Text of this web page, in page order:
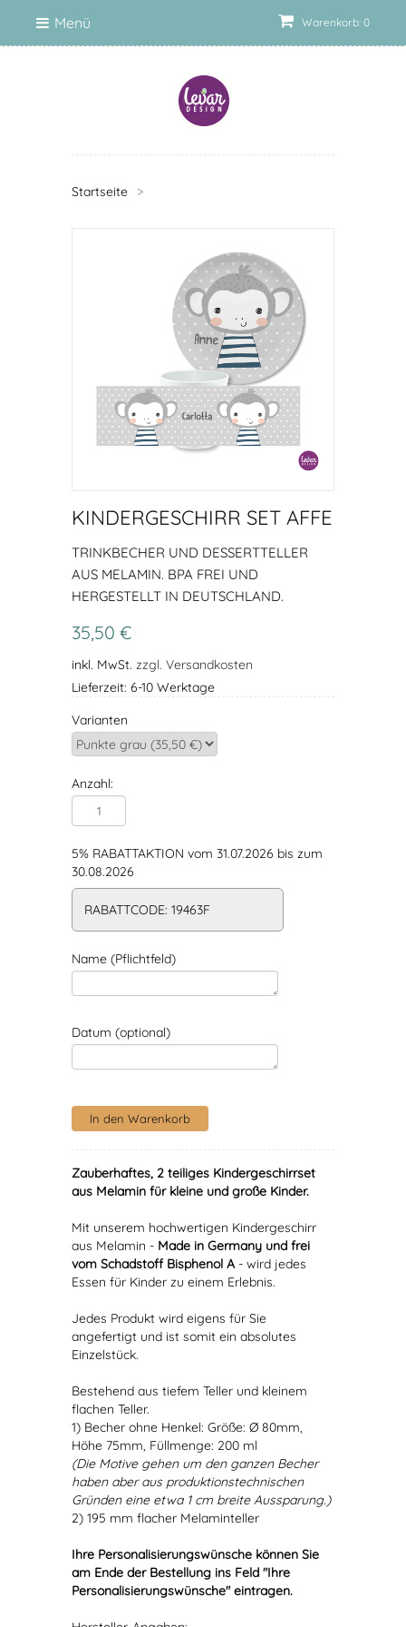
Warenkorb: 0
Menü
Startseite >
KINDERGESCHIRR SET AFFE
TRINKBECHER UND DESSERTTELLER
AUS MELAMIN. BPA FREI UND
HERGESTELLT IN DEUTSCHLAND.
35,50 €
inkl. MwSt. zzgl. Versandkosten
Lieferzeit: 6-10 Werktage
Varianten
Anzahl:
5% RABATTAKTION vom 31.07.2026 bis zum
30.08.2026
RABATTCODE: 19463F
Name (Pflichtfeld)
Datum (optional)
Zauberhaftes, 2 teiliges Kindergeschirrset
aus Melamin für kleine und große Kinder.
Mit unserem hochwertigen Kindergeschirr
aus Melamin - Made in Germany und frei
vom Schadstoff Bisphenol A- wird jedes
Essen für Kinder zu einem Erlebnis.
Jedes Produkt wird eigens für Sie
angefertigt und ist somit ein absolutes
Einzelstück.
Bestehend aus tiefem Teller und kleinem
flachen Teller.
1) Becher ohne Henkel: Größe: Ø 80mm,
Höhe 75mm, Füllmenge: 200 ml
(Die Motive gehen um den ganzen Becher
haben aber aus produktionstechnischen
Gründen eine etwa 1 cm breite Aussparung.)
2) 195 mm flacher Melaminteller
Ihre Personalisierungswünsche können Sie
am Ende der Bestellung ins Feld "Ihre
Personalisierungswünsche" eintragen.